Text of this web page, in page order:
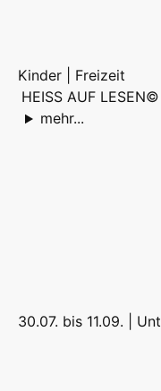
Kinder | Freizeit
HEISS AUF LESEN©
mehr...
30.07. bis 11.09. |